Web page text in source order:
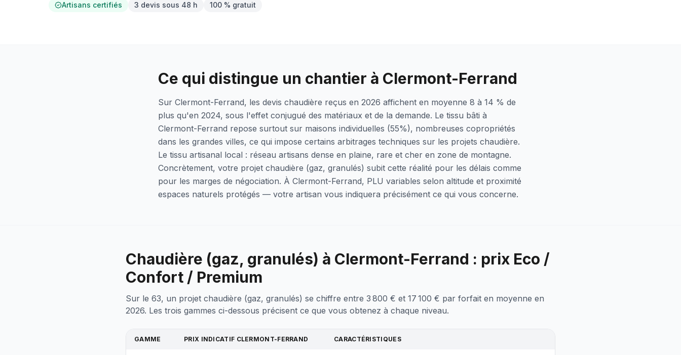
Artisans certifiés 3 devis sous 48 h 100 % gratuit
Ce qui distingue un chantier à Clermont-Ferrand
Sur Clermont-Ferrand, les devis chaudière reçus en 2026 affichent en moyenne 8 à 14 % de
plus qu'en 2024, sous l'effet conjugué des matériaux et de la demande. Le tissu bâti à
Clermont-Ferrand repose surtout sur maisons individuelles (55%), nombreuses copropriétés
dans les grandes villes, ce qui impose certains arbitrages techniques sur les projets chaudière.
Le tissu artisanal local : réseau artisans dense en plaine, rare et cher en zone de montagne.
Concrètement, votre projet chaudière (gaz, granulés) subit cette réalité pour les délais comme
pour les marges de négociation. À Clermont-Ferrand, PLU variables selon altitude et proximité
espaces naturels protégés — votre artisan vous indiquera précisément ce qui vous concerne.
Chaudière (gaz, granulés) à Clermont-Ferrand : prix Eco /
Confort / Premium
Sur le 63, un projet chaudière (gaz, granulés) se chiffre entre 3 800 € et 17 100 € par forfait en moyenne en
2026. Les trois gammes ci-dessous précisent ce que vous obtenez à chaque niveau.
GAMME PRIX INDICATIF CLERMONT-FERRAND CARACTÉRISTIQUES